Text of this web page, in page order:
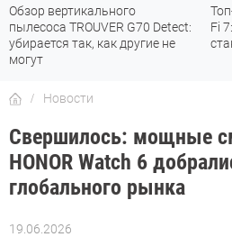
Обзор вертикального
пылесоса TROUVER G70 Detect:
убирается так, как другие не
могут
Fi
Новости
Свершилось: мощные
HONOR Watch 6
глобального рынка
19.06.2026
Автор: